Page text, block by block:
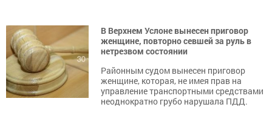
В Верхнем Услоне вынесен приговор
женщине, повторно севшей за руль в
нетрезвом состоянии
Районным судом вынесен приговор
женщине, которая, не имея прав на
управление транспортными средствами
неоднократно грубо нарушала ПДД.